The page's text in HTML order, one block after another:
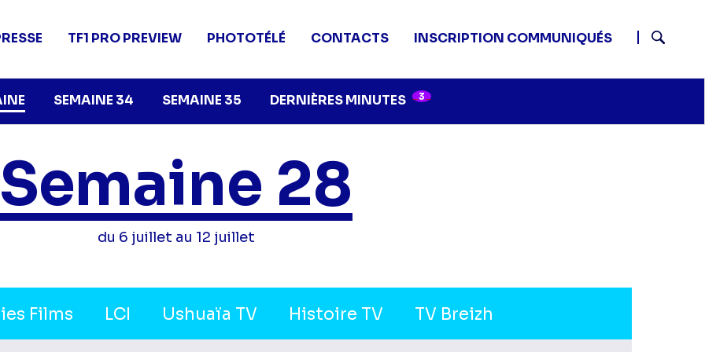
SEMAINE 34 SEMAINE 35 DERNIÈRES MINUTES 3
TF1 PRO PREVIEW PHOTOTÉLÉ CONTACTS
INSCRIPTION COMMUNIQUÉS
Semaine 28
du 6 juillet au 12 juillet
Films LCI Ushuaïa TV Histoire TV TV Breizh